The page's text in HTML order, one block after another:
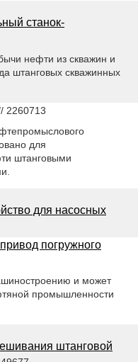
станок-
нефти из скважин и
штанговых скважинных
2260713
для
штанговыми
для насосных
погружного
и может
промышленности
штанговой